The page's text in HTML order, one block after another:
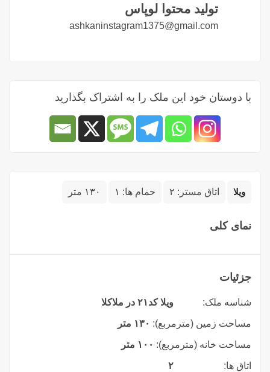
ویلا اتاق مستر: ۲ حمام ها: ۱ ۱۳۰ متر
نمای کلی
جزئیات
شناسه ملک: ویلا کد۲۱ در ملاکلا
مساحت زمین (مترمربع): ۱۳۰ متر
مساحت خانه (مترمربع): ۱۰۰ متر
اتاق ها: ۲
تولید محتوا لوپاس
ashkaninstagram1375@gmail.com
با دوستان خود این ملک را به اشتراک بگذارید